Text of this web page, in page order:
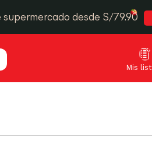
desde S/79.90